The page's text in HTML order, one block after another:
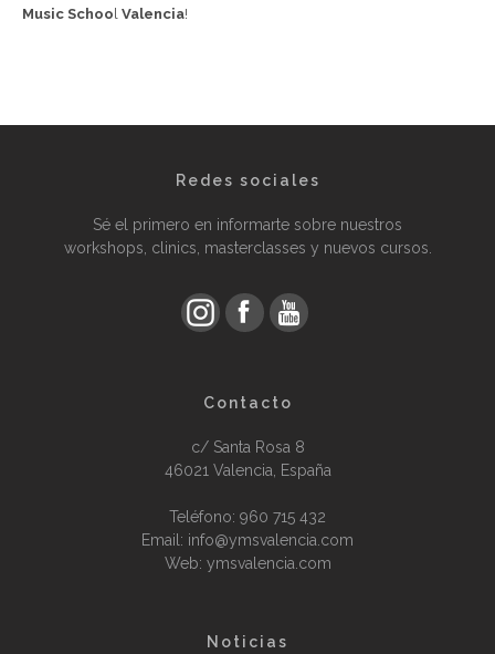
Music School Valencia!
Redes sociales
Sé el primero en informarte sobre nuestros
workshops, clinics, masterclasses y nuevos cursos.
Contacto
c/ Santa Rosa 8
46021 Valencia, España
Teléfono: 960 715 432
Email: info@ymsvalencia.com
Web: ymsvalencia.com
Noticias